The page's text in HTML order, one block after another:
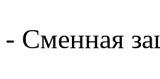
- Сменная